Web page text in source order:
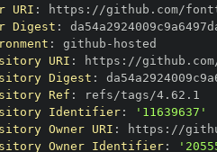
URI : https :
Digest :
: github -
URI : https :
Digest :
Ref :
Identifier:
'11639637'
Owner URI : https :
Owner Identifier: